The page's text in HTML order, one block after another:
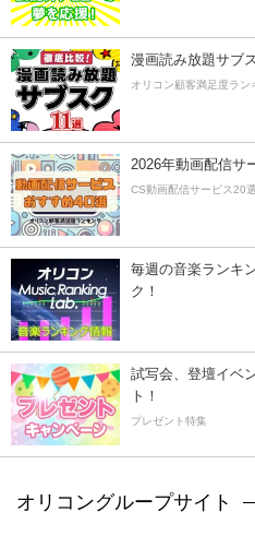
漫画読み放題サブ
オリコン顧客満足度ラン
2026年動画配信サ
CS動画配信サービス20選
毎週の音楽ランキ
ク！
試写会、登壇イベ
ト！
プレゼント特集
オリコングループサイト